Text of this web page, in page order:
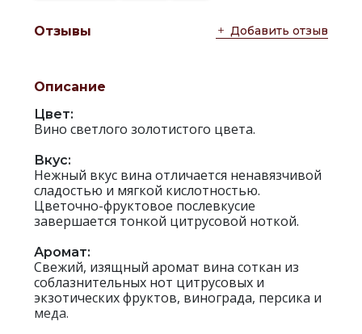
Отзывы Добавить отзыв
Описание
Цвет:
Вино светлого золотистого цвета.
Вкус:
Нежный вкус вина отличается ненавязчивой
сладостью и мягкой кислотностью.
Цветочно-фруктовое послевкусие
завершается тонкой цитрусовой ноткой.
Аромат:
Свежий, изящный аромат вина соткан из
соблазнительных нот цитрусовых и
экзотических фруктов, винограда, персика и
меда.